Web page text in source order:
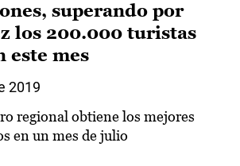
superando por
los 200.000 turistas
este mes
2019
regional obtiene los mejores
en un mes de julio